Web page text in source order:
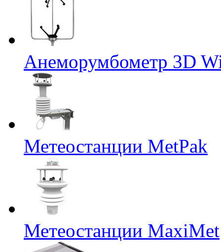
Анеморумбометр 3D
Метеостанции MetPak
Метеостанции MaxiMet